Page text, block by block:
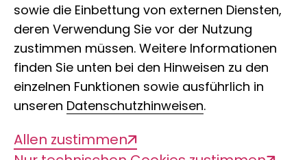
sowie die Einbettung von externen Diensten,
deren Verwendung Sie vor der Nutzung
zustimmen müssen. Weitere Informationen
finden Sie unten bei den Hinweisen zu den
einzelnen Funktionen sowie ausführlich in
unseren Datenschutzhinweisen.
Allen zustimmen